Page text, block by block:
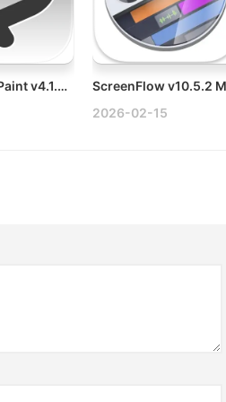
Clip Studio Paint v4.1.4 fix Mac终极绘图与绘画应用破解版
2026-02-15